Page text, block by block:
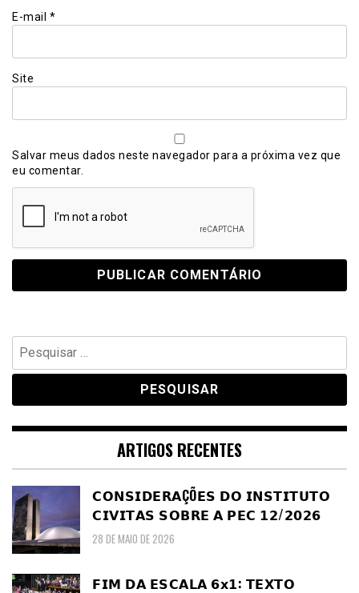
E-mail *
Site
Salvar meus dados neste navegador para a próxima vez que
eu comentar.
Pesquisar
por:
ARTIGOS RECENTES
𝗖𝗢𝗡𝗦𝗜𝗗𝗘𝗥𝗔ÇÕ𝗘𝗦 𝗗𝗢 𝗜𝗡𝗦𝗧𝗜𝗧𝗨𝗧𝗢
𝗖𝗜𝗩𝗜𝗧𝗔𝗦 𝗦𝗢𝗕𝗥𝗘 𝗔 𝗣𝗘𝗖 𝟭𝟮/𝟮𝟬𝟮𝟲
28 DE MAIO DE 2026
𝗙𝗜𝗠 𝗗𝗔 𝗘𝗦𝗖𝗔𝗟𝗔 𝟲𝘅𝟭: 𝗧𝗘𝗫𝗧𝗢